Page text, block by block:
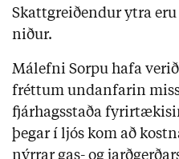
Skattgreiðendur ytra
niður.
Málefni Sorpu hafa
fréttum undanfarin
fjárhagsstaða
þegar í ljós kom að
nýrrar gas- og